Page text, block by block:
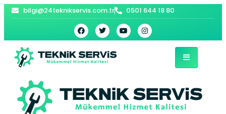
bilgi@24teknikservis.com.tr 0501 644 18 80